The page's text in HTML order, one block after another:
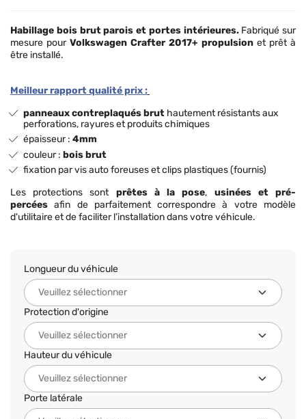
Habillage bois brutparois et portes intérieures. Fabriqué sur
mesure pour Volkswagen Crafter 2017+ propulsion et prêt à
être installé.
Meilleur rapport qualité prix :
panneaux contreplaqués brut hautement résistants aux
perforations, rayures et produits chimiques
épaisseur :4mm
couleur :bois brut
fixation par vis auto foreuses et clips plastiques (fournis)
Les protections sont prêtes à la pose, usinées et pré-
percées afin de parfaitement correspondre à votre modèle
d'utilitaire et de faciliter l’installation dans votre véhicule.
Longueur du véhicule
Protection d'origine
Hauteur du véhicule
Porte latérale